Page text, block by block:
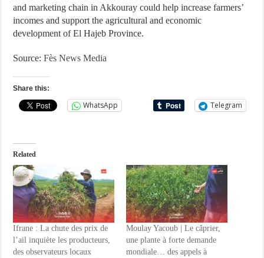
and marketing chain in Akkouray could help increase farmers’
incomes and support the agricultural and economic
development of El Hajeb Province.
Source:Fès News Media
Share this:
WhatsApp Telegram
Related
Ifrane : La chute des prix de
l’ail inquiète les producteurs,
des observateurs locaux
Moulay Yacoub | Le câprier,
une plante à forte demande
mondiale… des appels à